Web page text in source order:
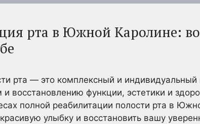
рта в Южной Каролине:
рта — это комплексный и
восстановлению функции, эстетики и
полной реабилитации полости рта в
улыбку и восстановить вашу